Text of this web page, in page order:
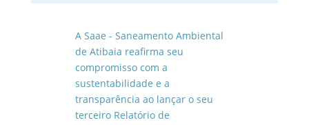
A Saae - Saneamento Ambiental
de Atibaia reafirma seu
compromisso com a
sustentabilidade e a
transparência ao lançar o seu
terceiro Relatório de